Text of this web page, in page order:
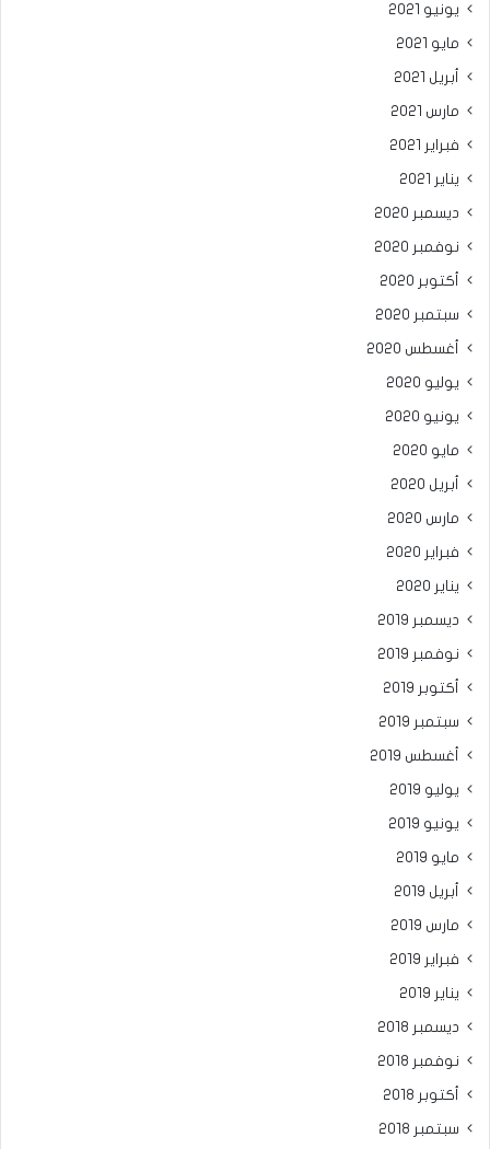
يونيو 2021
مايو 2021
أبريل 2021
مارس 2021
فبراير 2021
يناير 2021
ديسمبر 2020
نوفمبر 2020
أكتوبر 2020
سبتمبر 2020
أغسطس 2020
يوليو 2020
يونيو 2020
مايو 2020
أبريل 2020
مارس 2020
فبراير 2020
يناير 2020
ديسمبر 2019
نوفمبر 2019
أكتوبر 2019
سبتمبر 2019
أغسطس 2019
يوليو 2019
يونيو 2019
مايو 2019
أبريل 2019
مارس 2019
فبراير 2019
يناير 2019
ديسمبر 2018
نوفمبر 2018
أكتوبر 2018
سبتمبر 2018